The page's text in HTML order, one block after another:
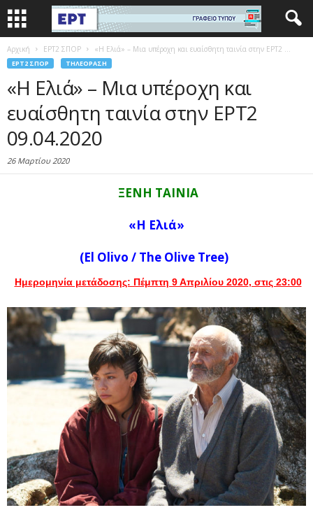
Αρχική EΡΤ2 ΣΠΟΡ «Η Ελιά» – Mια υπέροχη και ευαίσθητη ταινία στην ΕΡΤ2 ...
EΡΤ2 ΣΠΟΡ ΤΗΛΕΌΡΑΣΗ
«Η Ελιά» – Mια υπέροχη και
ευαίσθητη ταινία στην ΕΡΤ2
09.04.2020
26 Μαρτίου 2020
ΞΕΝΗ ΤΑΙΝΙΑ
«Η Ελιά»
(El Olivo / The Olive Tree)
Ημερομηνία μετάδοσης: Πέμπτη 9 Απριλίου 2020, στις 23:00